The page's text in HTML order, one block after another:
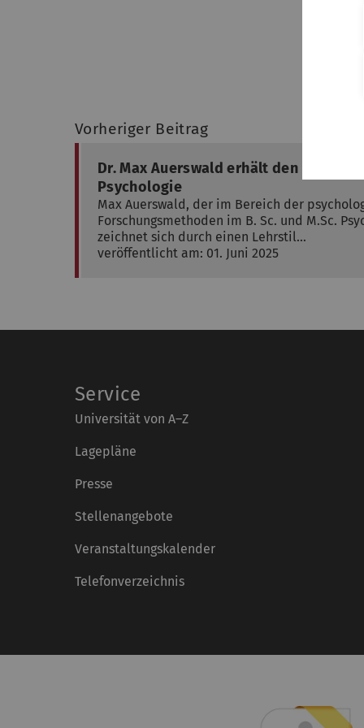
Vorheriger Beitrag
Dr. Max Auerswald erhält den
Psychologie
Max Auerswald, der im Bereich der
Forschungsmethoden im B. Sc. und M.Sc.
zeichnet sich durch einen Lehrstil…
veröffentlicht am: 01. Juni 2025
Service
Universität von A–Z
Lagepläne
Presse
Stellenangebote
Veranstaltungskalender
Telefonverzeichnis